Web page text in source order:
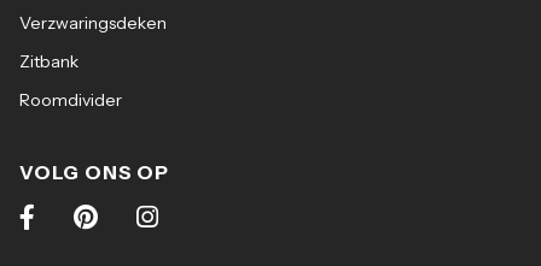
Verzwaringsdeken
Zitbank
Roomdivider
VOLG ONS OP